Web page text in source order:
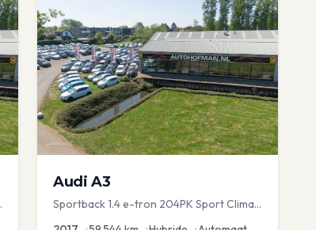
Audi A3
Sportback 1.4 e-tron 204PK Sport Clima